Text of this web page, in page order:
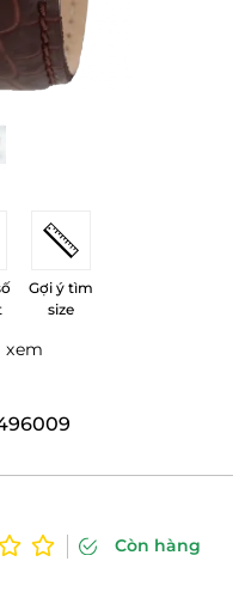
Gợi ý tìm
size
xem
Còn hàng